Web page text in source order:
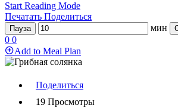
Start Reading Mode
Печатать Поделиться
Пауза мин
0 0
Add to Meal Plan
Поделиться
19 Просмотры